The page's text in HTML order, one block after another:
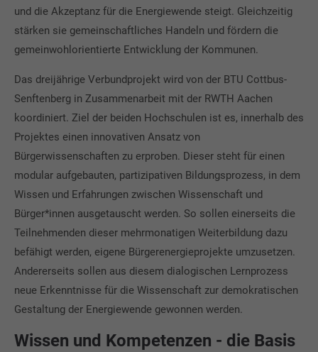
und die Akzeptanz für die Energiewende steigt. Gleichzeitig
stärken sie gemeinschaftliches Handeln und fördern die
gemeinwohlorientierte Entwicklung der Kommunen.
Das dreijährige Verbundprojekt wird von der BTU Cottbus-
Senftenberg in Zusammenarbeit mit der RWTH Aachen
koordiniert. Ziel der beiden Hochschulen ist es, innerhalb des
Projektes einen innovativen Ansatz von
Bürgerwissenschaften zu erproben. Dieser steht für einen
modular aufgebauten, partizipativen Bildungsprozess, in dem
Wissen und Erfahrungen zwischen Wissenschaft und
Bürger*innen ausgetauscht werden. So sollen einerseits die
Teilnehmenden dieser mehrmonatigen Weiterbildung dazu
befähigt werden, eigene Bürgerenergieprojekte umzusetzen.
Andererseits sollen aus diesem dialogischen Lernprozess
neue Erkenntnisse für die Wissenschaft zur demokratischen
Gestaltung der Energiewende gewonnen werden.
Wissen und Kompetenzen - die Basis